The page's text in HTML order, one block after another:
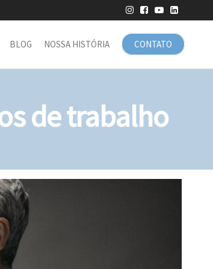
CONTATO
BLOG NOSSA HISTÓRIA
de trabalho